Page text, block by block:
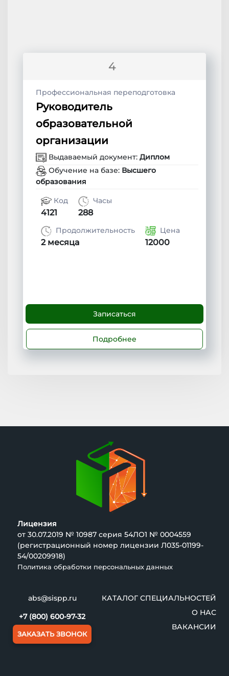
4
Профессиональная переподготовка
Руководитель
образовательной
организации
Выдаваемый документ: Диплом
Обучение на базе: Высшего
образования
Код
4121
Часы
288
Продолжительность
2 месяца
Цена
12000
Записаться
Подробнее
Лицензия
от 30.07.2019 № 10987 серия 54ЛО1 № 0004559
(регистрационный номер лицензии Л035-01199-
54/00209918)
Политика обработки персональных данных
КАТАЛОГ СПЕЦИАЛЬНОСТЕЙ
О НАС
ВАКАНСИИ
abs@sispp.ru
+7 (800) 600-97-32
ЗАКАЗАТЬ ЗВОНОК